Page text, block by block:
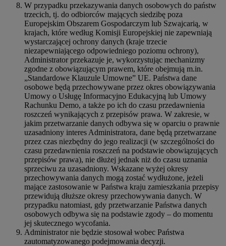
W przypadku przekazywania danych osobowych do państw
trzecich, tj. do odbiorców mających siedzibę poza
Europejskim Obszarem Gospodarczym lub Szwajcarią, w
krajach, które według Komisji Europejskiej nie zapewniają
wystarczającej ochrony danych (kraje trzecie
niezapewniającego odpowiedniego poziomu ochrony),
Administrator przekazuje je, wykorzystując mechanizmy
zgodne z obowiązującym prawem, które obejmują m.in.
„Standardowe Klauzule Umowne” UE. Państwa dane
osobowe będą przechowywane przez okres obowiązywania
Umowy o Usługę Informacyjno Edukacyjną lub Umowy
Rachunku Demo, a także po ich do czasu przedawnienia
roszczeń wynikających z przepisów prawa. W zakresie, w
jakim przetwarzanie danych odbywa się w oparciu o prawnie
uzasadniony interes Administratora, dane będą przetwarzane
przez czas niezbędny do jego realizacji (w szczególności do
czasu przedawnienia roszczeń na podstawie obowiązujących
przepisów prawa), nie dłużej jednak niż do czasu uznania
sprzeciwu za uzasadniony. Wskazane wyżej okresy
przechowywania danych mogą zostać wydłużone, jeżeli
mające zastosowanie w Państwa kraju zamieszkania przepisy
przewidują dłuższe okresy przechowywania danych. W
przypadku natomiast, gdy przetwarzanie Państwa danych
osobowych odbywa się na podstawie zgody – do momentu
jej skutecznego wycofania.
Administrator nie będzie stosował wobec Państwa
zautomatyzowanego podejmowania decyzji.